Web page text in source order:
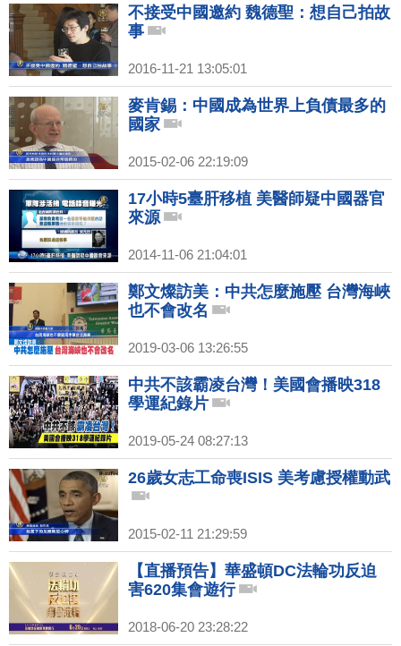
不接受中國邀約 魏德聖：想自己拍故
事
2016-11-21 13:05:01
麥肯錫：中國成為世界上負債最多的
國家
2015-02-06 22:19:09
17小時5臺肝移植 美醫師疑中國器官
來源
2014-11-06 21:04:01
鄭文燦訪美：中共怎麼施壓 台灣海峽
也不會改名
2019-03-06 13:26:55
中共不該霸凌台灣！美國會播映318
學運紀錄片
2019-05-24 08:27:13
26歲女志工命喪ISIS 美考慮授權動武
2015-02-11 21:29:59
【直播預告】華盛頓DC法輪功反迫
害620集會遊行
2018-06-20 23:28:22